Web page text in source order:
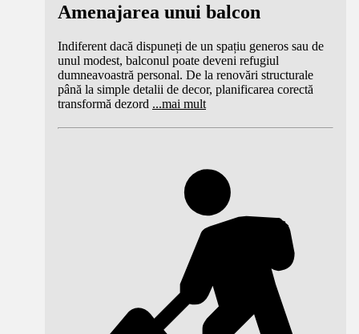
Amenajarea unui balcon
Indiferent dacă dispuneți de un spațiu generos sau de
unul modest, balconul poate deveni refugiul
dumneavoastră personal. De la renovări structurale
până la simple detalii de decor, planificarea corectă
transformă dezord ...mai mult